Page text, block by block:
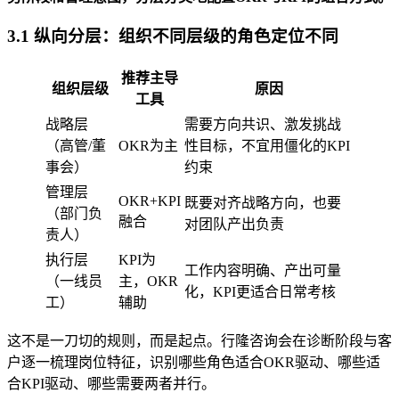
3.1 纵向分层：组织不同层级的角色定位不同
组织层级
推荐主导
工具
原因
战略层
（高管/董
事会）
OKR为主
需要方向共识、激发挑战
性目标，不宜用僵化的KPI
约束
管理层
（部门负
责人）
OKR+KPI
融合
既要对齐战略方向，也要
对团队产出负责
执行层
（一线员
工）
KPI为
主，OKR
辅助
工作内容明确、产出可量
化，KPI更适合日常考核
这不是一刀切的规则，而是起点。行隆咨询会在诊断阶段与客
户逐一梳理岗位特征，识别哪些角色适合OKR驱动、哪些适
合KPI驱动、哪些需要两者并行。